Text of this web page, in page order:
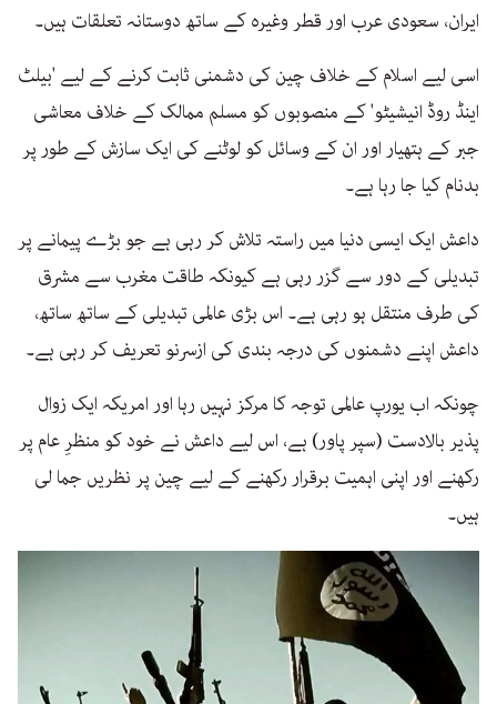
ایران، سعودی عرب اور قطر وغیرہ کے ساتھ دوستانہ تعلقات ہیں۔
اسی لیے اسلام کے خلاف چین کی دشمنی ثابت کرنے کے لیے 'بیلٹ
اینڈ روڈ انیشیٹو' کے منصوبوں کو مسلم ممالک کے خلاف معاشی
جبر کے ہتھیار اور ان کے وسائل کو لوٹنے کی ایک سازش کے طور پر
بدنام کیا جا رہا ہے۔
داعش ایک ایسی دنیا میں راستہ تلاش کر رہی ہے جو بڑے پیمانے پر
تبدیلی کے دور سے گزر رہی ہے کیونکہ طاقت مغرب سے مشرق
کی طرف منتقل ہو رہی ہے۔ اس بڑی عالمی تبدیلی کے ساتھ ساتھ،
داعش اپنے دشمنوں کی درجہ بندی کی ازسرنو تعریف کر رہی ہے۔
چونکہ اب یورپ عالمی توجہ کا مرکز نہیں رہا اور امریکہ ایک زوال
پذیر بالادست (سپر پاور) ہے، اس لیے داعش نے خود کو منظرِ عام پر
رکھنے اور اپنی اہمیت برقرار رکھنے کے لیے چین پر نظریں جما لی
ہیں۔